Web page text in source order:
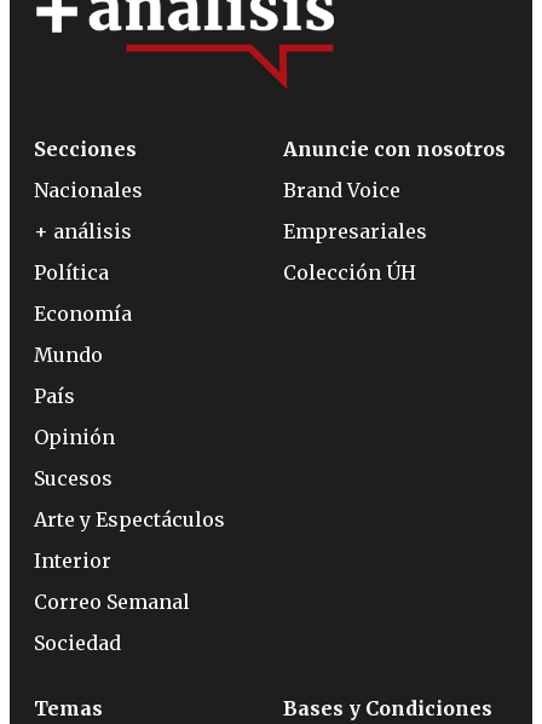
Secciones
Nacionales
+ análisis
Política
Economía
Mundo
País
Opinión
Sucesos
Arte y Espectáculos
Interior
Correo Semanal
Sociedad
Anuncie con nosotros
Brand Voice
Empresariales
Colección ÚH
Temas
Bases y Condiciones